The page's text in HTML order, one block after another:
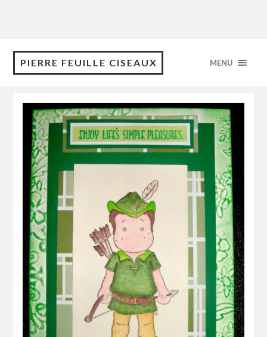
PIERRE FEUILLE CISEAUX MENU
janvier 2011